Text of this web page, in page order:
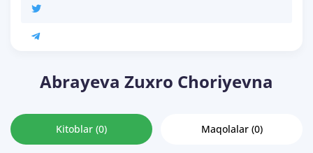
Abrayeva Zuxro Choriyevna
Kitoblar (0) Maqolalar (0)